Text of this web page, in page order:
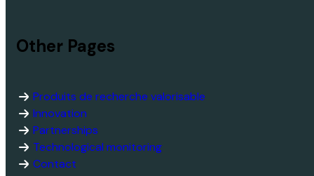
Produits de recherche valorisable
Innovation
Partnerships